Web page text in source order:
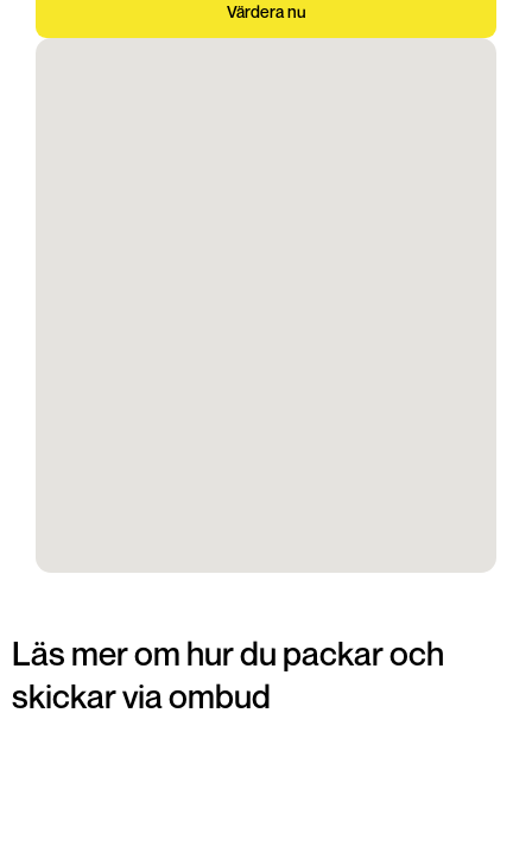
Värdera nu
Läs mer om hur du packar och
skickar via ombud